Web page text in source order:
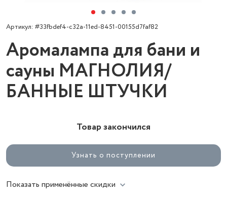
Артикул: #33fbdef4-c32a-11ed-8451-00155d7faf82
Аромалампа для бани и
сауны МАГНОЛИЯ/
БАННЫЕ ШТУЧКИ
Товар закончился
Узнать о поступлении
Показать применённые скидки